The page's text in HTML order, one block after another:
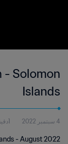
- Solomon
Islands
4 سبتمبر 2022 1دقيقة 12ثانية
- August 2022